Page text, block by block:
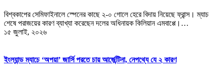
বিশ্বকাপের সেমিফাইনালে স্পেনের কাছে ২-০ গোলে হেরে বিদায় নিয়েছে ফ্রান্স। ম্যাচ
শেষে পরাজয়ের কারণ ব্যাখ্যা করেছেন দলের অধিনায়ক কিলিয়ান এমবাপ্পে।…
১৫ জুলাই, ২০২৬
ইংল্যান্ড ম্যাচে ‘অপয়া’ জার্সি পরতে চায় আর্জেন্টিনা, নেপথ্যে যে ২ কারণ